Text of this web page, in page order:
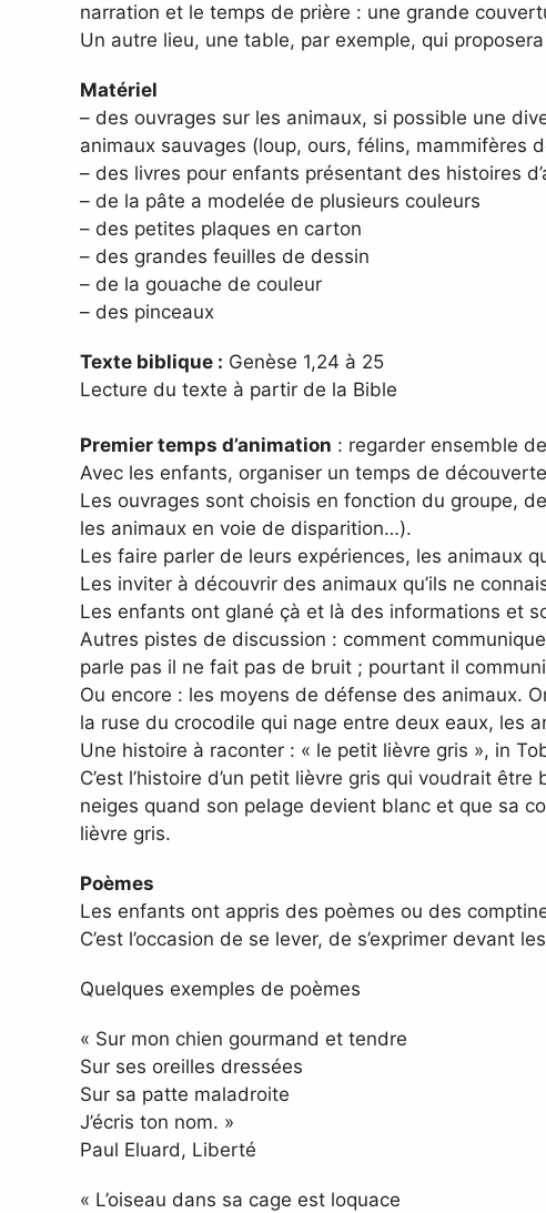
narration et le temps de prière : une grande
Un autre lieu, une table, par exemple, qui
Matériel
– des ouvrages sur les animaux, si possible une
animaux sauvages (loup, ours, félins, mammifères
– des livres pour enfants présentant des histoires
– de la pâte a modelée de plusieurs couleurs
– des petites plaques en carton
– des grandes feuilles de dessin
– de la gouache de couleur
– des pinceaux
Texte biblique : Genèse 1,24 à 25
Lecture du texte à partir de la Bible
Premier temps d’animation : regarder ensemble
Avec les enfants, organiser un temps de
Les ouvrages sont choisis en fonction du groupe,
les animaux en voie de disparition…).
Les faire parler de leurs expériences, les animaux
Les inviter à découvrir des animaux qu’ils ne
Les enfants ont glané çà et là des informations et
Autres pistes de discussion : comment
parle pas il ne fait pas de bruit ; pourtant il
Ou encore : les moyens de défense des animaux.
la ruse du crocodile qui nage entre deux eaux, les
Une histoire à raconter : « le petit lièvre gris », in
C’est l’histoire d’un petit lièvre gris qui voudrait
neiges quand son pelage devient blanc et que sa
lièvre gris.
Poèmes
Les enfants ont appris des poèmes ou des
C’est l’occasion de se lever, de s’exprimer devant
Quelques exemples de poèmes
« Sur mon chien gourmand et tendre
Sur ses oreilles dressées
Sur sa patte maladroite
J’écris ton nom. »
Paul Eluard, Liberté
« L’oiseau dans sa cage est loquace